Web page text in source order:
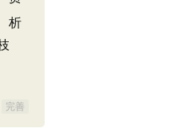
完善